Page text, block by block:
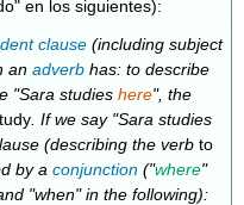
en los siguientes):
clause (including subject
anadverb has: to describe
"Sara studieshere", the
. If we say "Sara studies
(describing the verbto
by aconjunction ("where"
"when" in the following):